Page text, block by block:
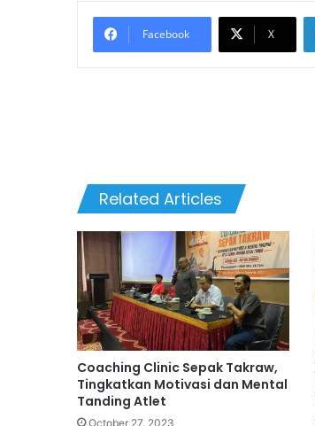
Facebook X
Related Articles
Coaching Clinic Sepak Takraw,
Tingkatkan Motivasi dan Mental
Tanding Atlet
October 27, 2023